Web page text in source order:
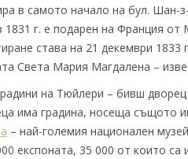
в самото начало на бул. Шан-
г. е подарен на Франция
става на 21 декември
Света Мария Магдалена –
на Тюйлери – бивш
има градина, носеща същото
– най-големия национален
експоната, 35 000 от които са